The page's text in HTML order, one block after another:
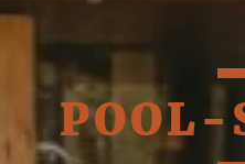
POOL-